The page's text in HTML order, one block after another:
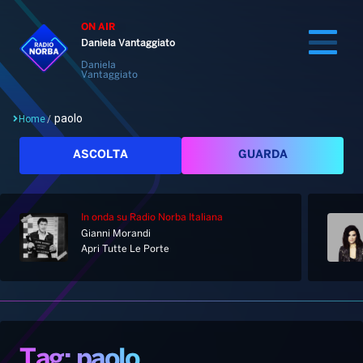
ON AIR
Daniela Vantaggiato
Daniela
Vantaggiato
Home
Palinsesto
Notizie
Home/ paolo
ASCOLTA GUARDA
In onda su Radio Norba Italiana
Gianni Morandi
Apri Tutte Le Porte